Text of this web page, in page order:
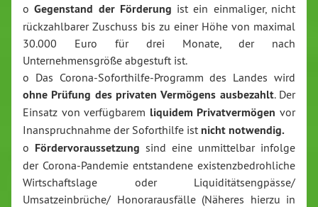
oGegenstand der Förderung ist ein einmaliger, nicht
rückzahlbarer Zuschuss bis zu einer Höhe von maximal
30.000 Euro für drei Monate, der nach
Unternehmensgröße abgestuft ist.
o Das Corona-Soforthilfe-Programm des Landes wird
ohne Prüfung des privaten Vermögens ausbezahlt. Der
Einsatz von verfügbarem liquidem Privatvermögenvor
Inanspruchnahme der Soforthilfe ist nicht notwendig.
o Fördervoraussetzung sind eine unmittelbar infolge
der Corona-Pandemie entstandene existenzbedrohliche
Wirtschaftslage oder Liquiditätsengpässe/
Umsatzeinbrüche/ Honorarausfälle (Näheres hierzu in